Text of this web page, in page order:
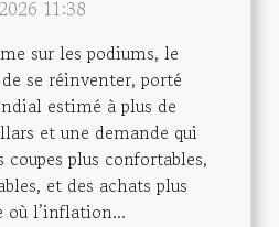
11:38
sur les podiums, le
se réinventer, porté
estimé à plus de
et une demande qui
coupes plus confortables,
et des achats plus
où l’inflation...